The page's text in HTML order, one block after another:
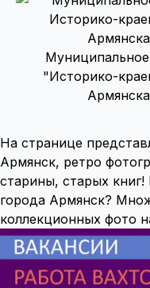
"Историко-
На странице
Армянск, ретро
старины, старых
города Армянск?
коллекционных фото